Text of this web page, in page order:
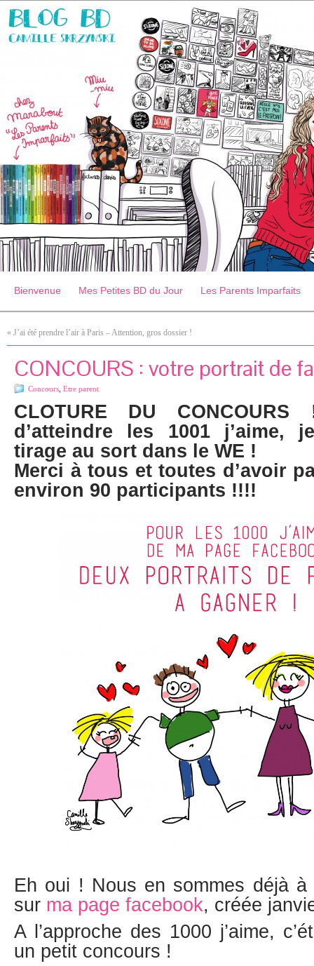
Bienvenue Mes Petites BD du Jour Les Parents Imparfaits
« J’ai été prendre l’air à Paris – Attention, gros dossier !
CONCOURS : votre portrait de
Concours Etre parent
CLOTURE DU
d’atteindre les 1001 j’aime,
tirage au sort dans le WE !
Merci à tous et toutes d’avoir
environ 90 participants !!!!
Eh oui ! Nous en sommes déjà à
sur ma page facebook, créée
A l’approche des 1000 j’aime,
un petit concours !